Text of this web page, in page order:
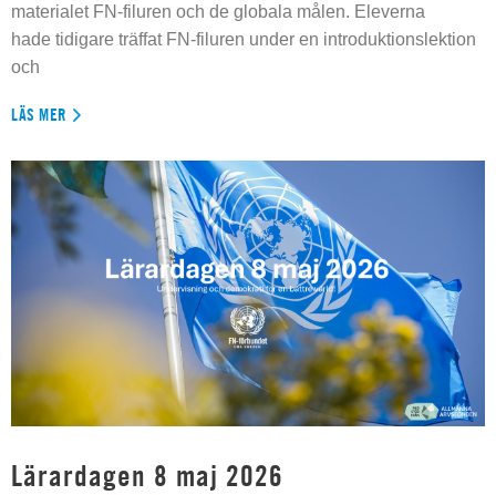
materialet FN-filuren och de globala målen. Eleverna
hade tidigare träffat FN-filuren under en introduktionslektion
och
LÄS MER
Lärardagen 8 maj 2026